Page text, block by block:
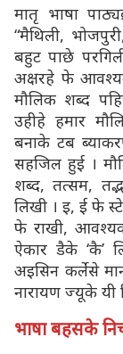
मातृ भाषा
“मैथिली,
बहुट पाछे
अक्षरहे फे
मौलिक शब्द
उहीहे हमार
बनाके टब
सहजिल हुई ।
शब्द, तत्सम,
लिखी । इ, ई फे
फे राखी,
ऐकार डैके ‘कै’
अइसिन कर्लेसे
नारायण ज्यूके यी
भाषा बहसके